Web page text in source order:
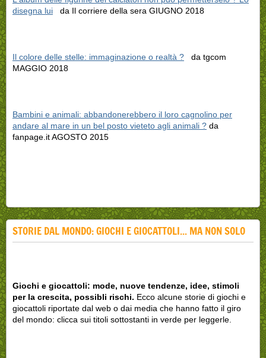
disegna lui da Il corriere della sera GIUGNO 2018
Il colore delle stelle: immaginazione o realtà ? da tgcom
MAGGIO 2018
Bambini e animali: abbandonerebbero il loro cagnolino per
andare al mare in un bel posto vieteto agli animali ? da
fanpage.it AGOSTO 2015
STORIE DAL MONDO: GIOCHI E GIOCATTOLI... MA NON SOLO
Giochi e giocattoli: mode, nuove tendenze, idee, stimoli
per la crescita, possibli rischi. Ecco alcune storie di giochi e
giocattoli riportate dal web o dai media che hanno fatto il giro
del mondo: clicca sui titoli sottostanti in verde per leggerle.